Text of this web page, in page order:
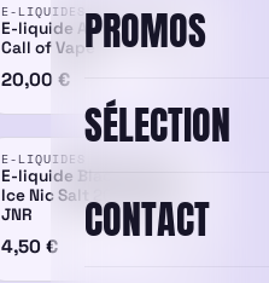
PROMOS
SÉLECTION
CONTACT
E-LIQUIDES
E-liquide Assault 100ml –
Call of Vape
20,00 €
E-LIQUIDES
E-liquide Black Dragon
Ice Nic Salt 20mg 10ml –
JNR
4,50 €